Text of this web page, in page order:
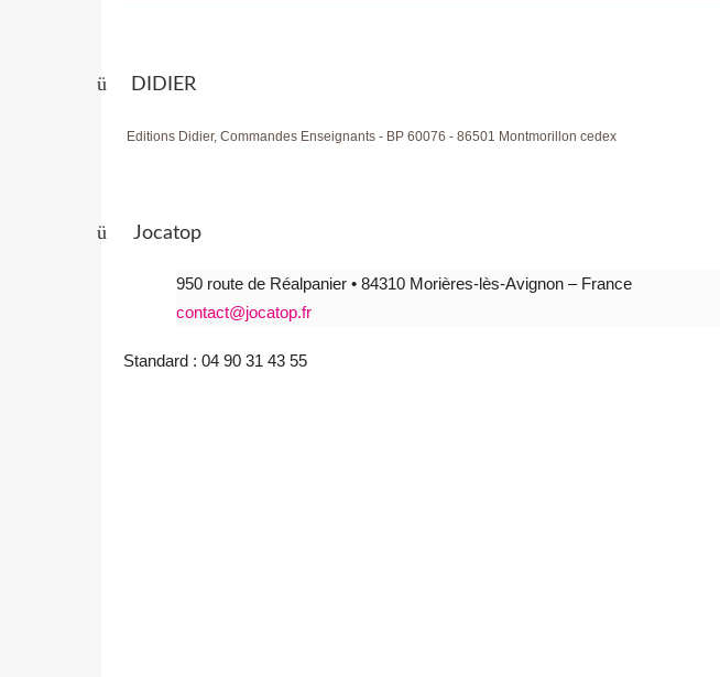
ü DIDIER
Editions Didier, Commandes Enseignants - BP 60076 - 86501 Montmorillon cedex
ü Jocatop
950 route de Réalpanier • 84310 Morières-lès-Avignon – France
contact@jocatop.fr
Standard : 04 90 31 43 55